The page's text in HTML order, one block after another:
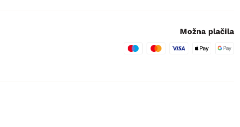
Možna plačila